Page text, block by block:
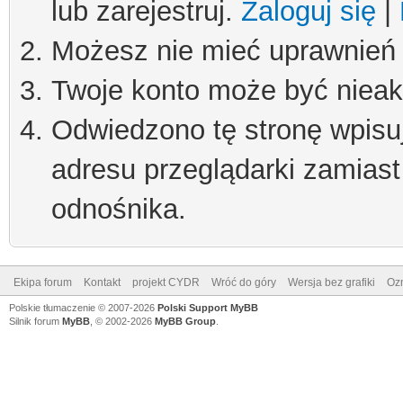
lub zarejestruj. Zaloguj się
Możesz nie mieć
Twoje konto może być
Odwiedzono tę stronę
adresu przeglądarki
odnośnika.
Ekipa forum Kontakt projekt CYDR Wróć do góry Wersja bez grafiki
Polskie tłumaczenie © 2007-2026 Polski Support MyBB
Silnik forum MyBB , © 2002-2026 MyBB Group